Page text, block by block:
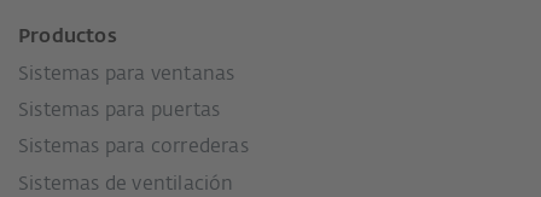
Productos
Sistemas para ventanas
Sistemas para puertas
Sistemas para correderas
Sistemas de ventilación